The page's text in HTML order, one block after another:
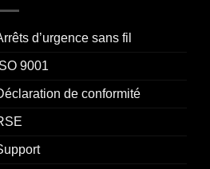
d’urgence sans fil
ISO 9001
de conformité